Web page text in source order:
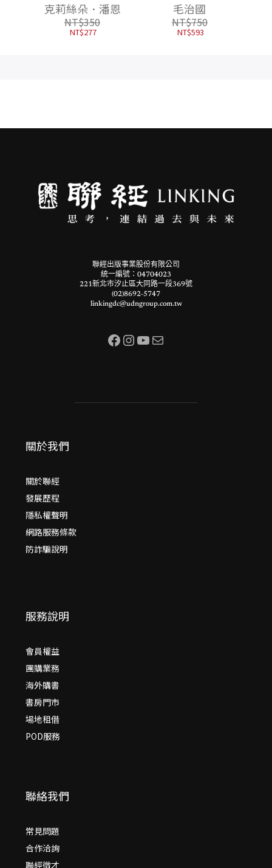
毛治國
NT$750
NT$593
聯經出版事業股份有限公司
統一編號：04704023
221新北市汐止區大同路一段369號
(02)8692-5747
linkingdc@udngroup.com.tw
Facebook InstagramYouTube 電子郵件
關於我們
關於聯經
發展歷程
隱私權聲明
網路服務條款
防詐騙說明
服務說明
會員權益
團購業務
海外購書
書房門市
場地租借
POD服務
聯絡我們
常見問題
合作洽詢
聯經徵才